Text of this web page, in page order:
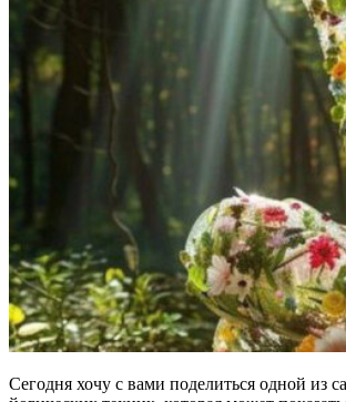
Сегодня хочу с вами поделиться одной из